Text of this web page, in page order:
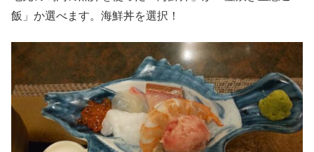
飯」か選べます。海鮮丼を選択！